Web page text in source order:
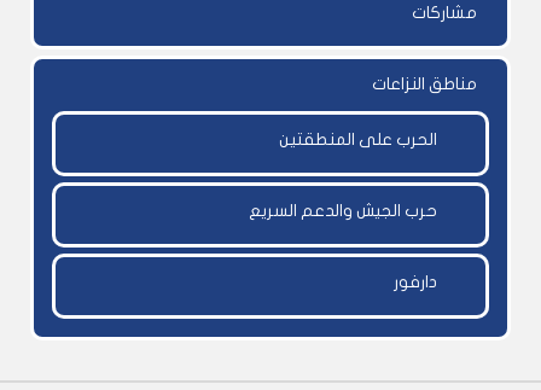
مشاركات
مناطق النزاعات
الحرب على المنطقتين
حرب الجيش والدعم السريع
دارفور